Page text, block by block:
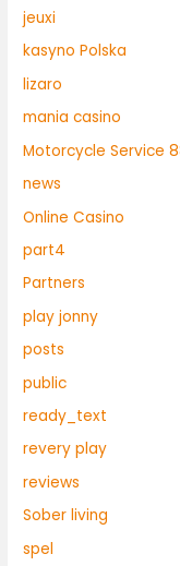
jeuxi
kasyno Polska
lizaro
mania casino
Motorcycle Service
news
Online Casino
part4
Partners
play jonny
posts
public
ready_text
revery play
reviews
Sober living
spel